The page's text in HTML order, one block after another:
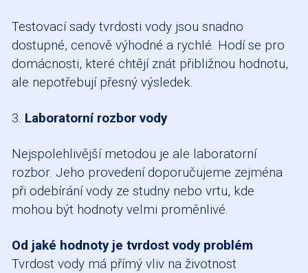
Testovací sady tvrdosti vody jsou snadno
dostupné, cenově výhodné a rychlé. Hodí se pro
domácnosti, které chtějí znát přibližnou hodnotu,
ale nepotřebují přesný výsledek.
3. Laboratorní rozbor vody
Nejspolehlivější metodou je ale laboratorní
rozbor. Jeho provedení doporučujeme zejména
při odebírání vody ze studny nebo vrtu, kde
mohou být hodnoty velmi proměnlivé.
Od jaké hodnoty je tvrdost vody problém
Tvrdost vody má přímý vliv na životnost